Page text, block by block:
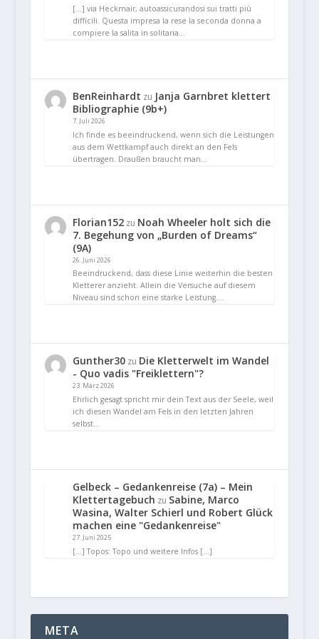
[…] via Heckmair, autoassicurandosi sui tratti più
difficili. Questa impresa la rese la seconda donna a
compiere la salita in solitaria…
BenReinhardt zu Janja Garnbret klettert
Bibliographie (9b+)
7. Juli 2026
Ich finde es beeindruckend, wenn sich die Leistungen
aus dem Wettkampf auch direkt an den Fels
übertragen. Draußen braucht man…
Florian152zu Noah Wheeler holt sich die
7. Begehung von „Burden of Dreams“
(9A)
26. Juni 2026
Beeindruckend, dass diese Linie weiterhin die besten
Kletterer anzieht. Allein die Versuche auf diesem
Niveau sind schon eine starke Leistung.…
Gunther30zu Die Kletterwelt im Wandel
- Quo vadis "Freiklettern"?
23. März 2026
Ehrlich gesagt spricht mir dein Text aus der Seele, weil
ich diesen Wandel am Fels in den letzten Jahren
selbst…
Gelbeck – Gedankenreise (7a) – Mein
Klettertagebuch zu Sabine, Marco
Wasina, Walter Schierl und Robert Glück
machen eine "Gedankenreise"
27. Juni 2025
[…] Topos: Topo und weitere Infos […]
META